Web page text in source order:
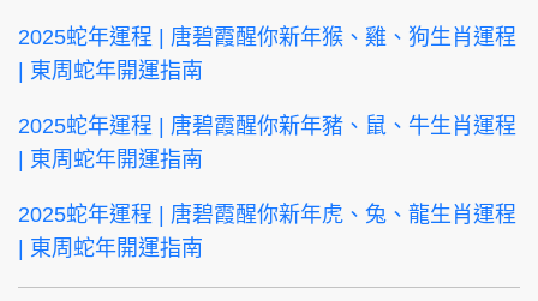
2025蛇年運程 | 唐碧霞醒你新年猴、雞、狗生肖運程
| 東周蛇年開運指南
2025蛇年運程 | 唐碧霞醒你新年豬、鼠、牛生肖運程
| 東周蛇年開運指南
2025蛇年運程 | 唐碧霞醒你新年虎、兔、龍生肖運程
| 東周蛇年開運指南